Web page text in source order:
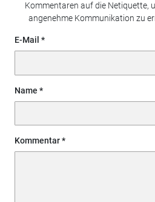
Kommentaren auf die Netiquette,
angenehme Kommunikation zu
E-Mail
Name
Kommentar